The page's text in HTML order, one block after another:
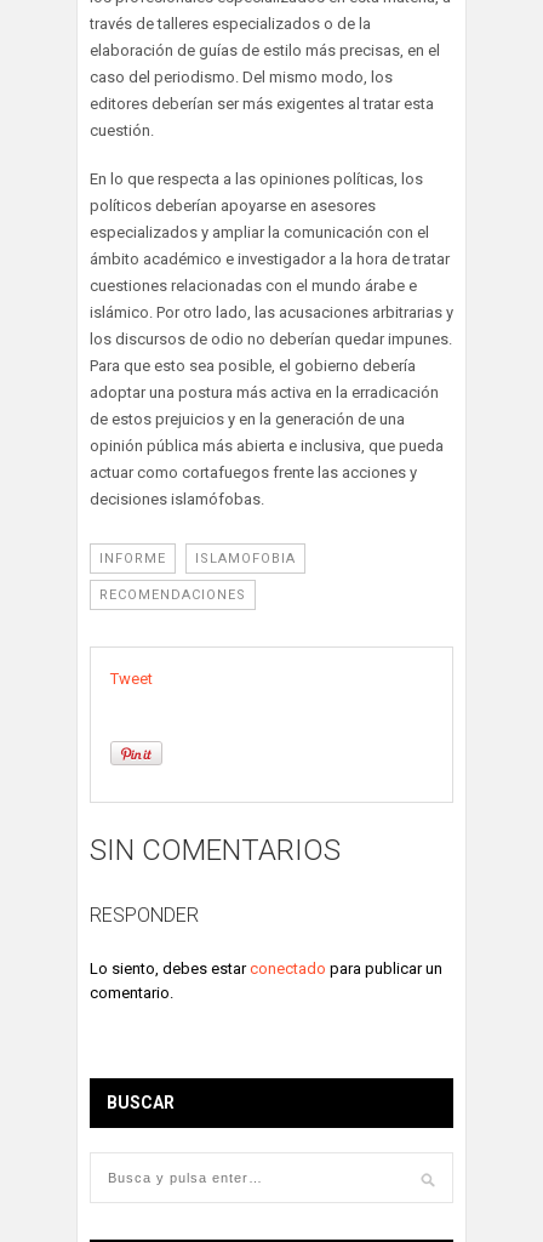
través de talleres especializados o de la
elaboración de guías de estilo más precisas, en el
caso del periodismo. Del mismo modo, los
editores deberían ser más exigentes al tratar esta
cuestión.
En lo que respecta a las opiniones políticas, los
políticos deberían apoyarse en asesores
especializados y ampliar la comunicación con el
ámbito académico e investigador a la hora de tratar
cuestiones relacionadas con el mundo árabe e
islámico. Por otro lado, las acusaciones arbitrarias y
los discursos de odio no deberían quedar impunes.
Para que esto sea posible, el gobierno debería
adoptar una postura más activa en la erradicación
de estos prejuicios y en la generación de una
opinión pública más abierta e inclusiva, que pueda
actuar como cortafuegos frente las acciones y
decisiones islamófobas.
INFORME ISLAMOFOBIA
RECOMENDACIONES
Tweet
SIN COMENTARIOS
RESPONDER
Lo siento, debes estarconectado para publicar un
comentario.
BUSCAR